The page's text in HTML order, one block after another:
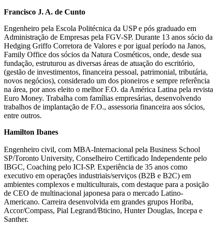
Francisco J. A. de Cunto
Engenheiro pela Escola Politécnica da USP e pós graduado em
Administração de Empresas pela FGV-SP. Durante 13 anos sócio da
Hedging Griffo Corretora de Valores e por igual período na Janos,
Family Office dos sócios da Natura Cosméticos, onde, desde sua
fundação, estruturou as diversas áreas de atuação do escritório,
(gestão de investimentos, financeira pessoal, patrimonial, tributária,
novos negócios), considerado um dos pioneiros e sempre referência
na área, por anos eleito o melhor F.O. da América Latina pela revista
Euro Money. Trabalha com famílias empresárias, desenvolvendo
trabalhos de implantação de F.O., assessoria financeira aos sócios,
entre outros.
Hamilton Ibanes
Engenheiro civil, com MBA-Internacional pela Business School
SP/Toronto University, Conselheiro Certificado Independente pelo
IBGC, Coaching pelo ICI-SP. Experiência de 35 anos como
executivo em operações industriais/serviços (B2B e B2C) em
ambientes complexos e multiculturais, com destaque para a posição
de CEO de multinacional japonesa para o mercado Latino-
Americano. Carreira desenvolvida em grandes grupos Horiba,
Accor/Compass, Pial Legrand/Bticino, Hunter Douglas, Incepa e
Santher.